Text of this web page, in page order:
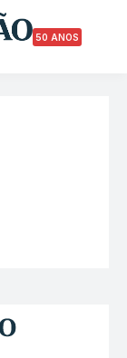
50 ANOS